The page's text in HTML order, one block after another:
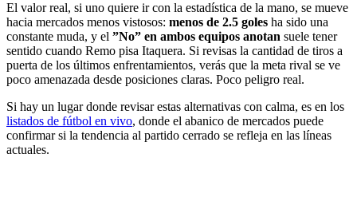
El valor real, si uno quiere ir con la estadística de la mano, se mueve
hacia mercados menos vistosos: menos de 2.5 goles ha sido una
constante muda, y el ”No” en ambos equipos anotan suele tener
sentido cuando Remo pisa Itaquera. Si revisas la cantidad de tiros a
puerta de los últimos enfrentamientos, verás que la meta rival se ve
poco amenazada desde posiciones claras. Poco peligro real.
Si hay un lugar donde revisar estas alternativas con calma, es en los
listados de fútbol en vivo, donde el abanico de mercados puede
confirmar si la tendencia al partido cerrado se refleja en las líneas
actuales.